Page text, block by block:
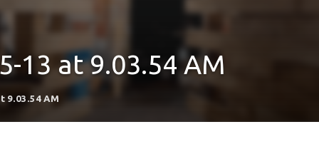
Infraestructura
Publicaciones
13 at 9.03.54 AM
9.03.54 AM